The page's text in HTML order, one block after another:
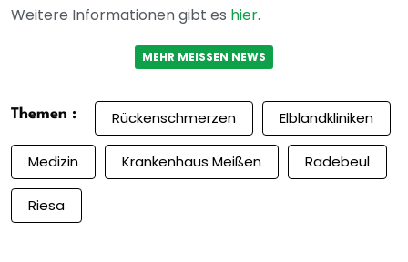
Weitere Informationen gibt es hier.
MEHR MEISSEN NEWS
Themen : Rückenschmerzen Elblandkliniken
Medizin Krankenhaus Meißen Radebeul
Riesa